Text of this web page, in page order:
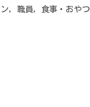
, 職員, 食事・おやつ